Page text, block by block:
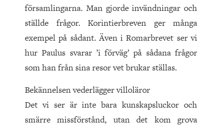
församlingarna. Man gjorde invändningar och
ställde frågor. Korintierbreven ger många
exem­pel på sådant. Även i Romarbrevet ser vi
hur Paulus svarar ’i förväg’ på sådana frågor
som han från sina resor vet brukar ställas.
Bekännelsen vederlägger villoläror
Det vi ser är inte bara kunskapsluckor och
smärre missförstånd, utan det kom grova